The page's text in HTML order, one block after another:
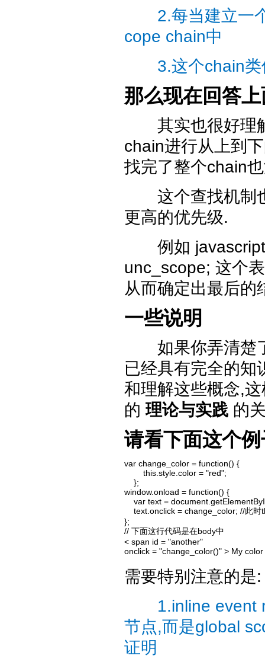
2.每当建立一个
cope chain中
3.这个chain类
那么现在回答
其实也很好理解
chain进行从上到
找完了整个chain
这个查找机制也
更高的优先级.
例如 javascript
unc_scope; 这个
从而确定出最后的
一些说明
如果你弄清楚了
已经具有完全的知
和理解这些概念,
的理论与实践 的
请看下面这个
var change_color = function() {
        this.style.color = "red";
    };
window.onload = function() {
var text =
text.onclick = change_color; //
};
// 下面这行代码是在body中
< span id = "another"
onclick = "change_color()" > My
需要特别注意的是:
1.inline event
节点,而是global
证明